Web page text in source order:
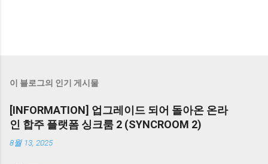
이 블로그의 인기 게시물
[INFORMATION] 업그레이드 되어 돌아온 온라
인 합주 플랫폼 싱크룸 2 (SYNCROOM 2)
8월 13, 2025